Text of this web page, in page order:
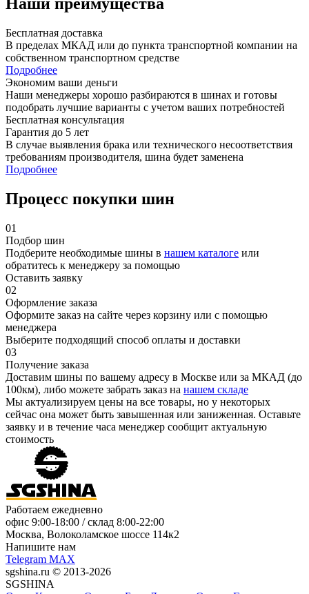
Наши преимущества
Бесплатная доставка
В пределах МКАД или до пункта транспортной компании на
собственном транспортном средстве
Подробнее
Экономим ваши деньги
Наши менеджеры хорошо разбираются в шинах и готовы
подобрать лучшие варианты с учетом ваших потребностей
Бесплатная консультация
Гарантия до 5 лет
В случае выявления брака или технического несоответствия
требованиям производителя, шина будет заменена
Подробнее
Процесс покупки шин
01
Подбор шин
Подберите необходимые шины в нашем каталоге или
обратитесь к менеджеру за помощью
Оставить заявку
02
Оформление заказа
Оформите заказ на сайте через корзину или с помощью
менеджера
Выберите подходящий способ оплаты и доставки
03
Получение заказа
Доставим шины по вашему адресу в Москве или за МКАД (до
100км), либо можете забрать заказ на нашем складе
Мы актуализируем цены на все товары, но у некоторых
сейчас она может быть завышенная или заниженная. Оставьте
заявку и в течение часа менеджер сообщит актуальную
стоимость
Работаем ежедневно
офис 9:00-18:00 / склад 8:00-22:00
Москва, Волоколамское шоссе 114к2
Напишите нам
Telegram MAX
sgshina.ru © 2013-2026
SGSHINA